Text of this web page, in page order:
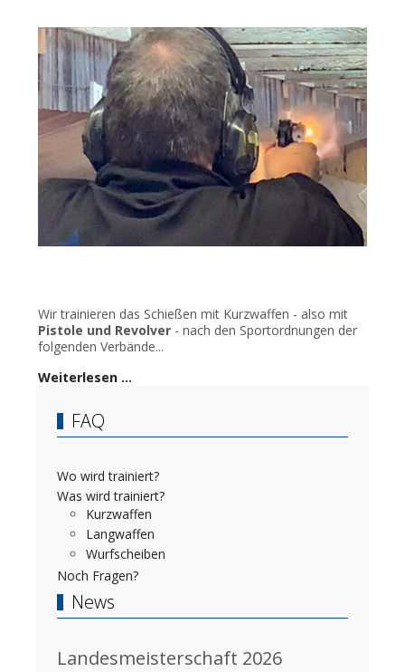
Wir trainieren das Schießen mit Kurzwaffen - also mit
Pistole und Revolver - nach den Sportordnungen der
folgenden Verbände...
Weiterlesen …
FAQ
Wo wird trainiert?
Was wird trainiert?
Kurzwaffen
Langwaffen
Wurfscheiben
Noch Fragen?
News
Landesmeisterschaft 2026